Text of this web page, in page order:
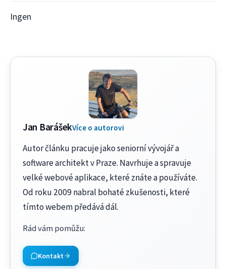
Ingen
Jan BarášekVíce o autorovi
Autor článku pracuje jako seniorní vývojář a
software architekt v Praze. Navrhuje a spravuje
velké webové aplikace, které znáte a používáte.
Od roku 2009 nabral bohaté zkušenosti, které
tímto webem předává dál.
Rád vám pomůžu:
Kontakt